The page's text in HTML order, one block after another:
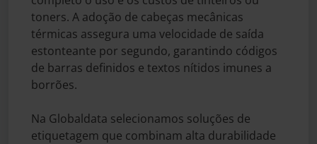
toners. A adoção de cabeças mecânicas
térmicas assegura uma velocidade de saída
estonteante por segundo, garantindo códigos
de barras definidos e textos nítidos imunes a
borrões.
Na Globaldata selecionamos soluções de
etiquetagem que combinam alta durabilidade